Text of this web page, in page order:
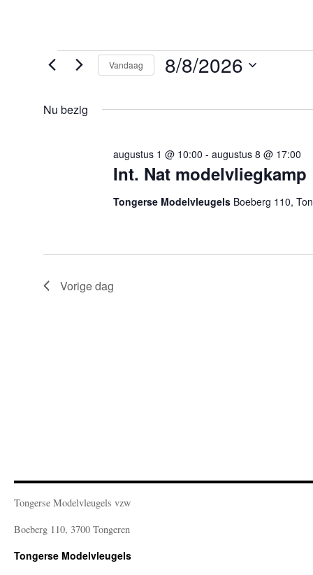
Evenementen
in
2026
Vandaag 8/8/2026
datum.
Nu bezig
Int. Nat modelvliegkamp
augustus 1 @ 10:00 -augustus 8 @ 17:00
Tongerse Modelvleugels Boeberg 110,
Vorige dag
Tongerse Modelvleugels vzw
Boeberg 110, 3700 Tongeren
Tongerse Modelvleugels